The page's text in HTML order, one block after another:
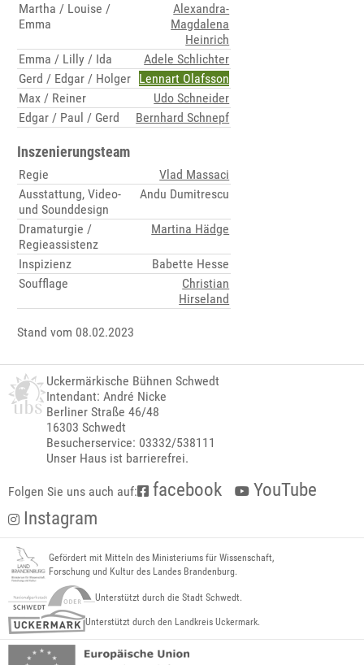
Martha / Louise /
Emma
Alexandra-
Magdalena
Heinrich
Emma / Lilly / Ida
Adele Schlichter
Gerd / Edgar / Holger Lennart Olafsson
Max / Reiner
Udo Schneider
Edgar / Paul / Gerd
Bernhard Schnepf
Inszenierungsteam
Regie
Vlad Massaci
Ausstattung, Video-
und Sounddesign
Andu Dumitrescu
Dramaturgie /
Regieassistenz
Martina Hädge
Inspizienz
Babette Hesse
Soufflage
Christian
Hirseland
Stand vom 08.02.2023
Uckermärkische Bühnen Schwedt
Intendant: André Nicke
Berliner Straße 46/48
16303 Schwedt
Besucherservice: 03332/538111
Unser Haus ist barrierefrei.
Folgen Sie uns auch auf: facebook
YouTube
Instagram
Gefördert mit Mitteln des Ministeriums für Wissenschaft,
Forschung und Kultur des Landes Brandenburg.
Unterstützt durch die Stadt Schwedt.
Unterstützt durch den Landkreis Uckermark.